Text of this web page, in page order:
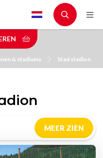
& stadiums Stad stadion
MEER ZIEN